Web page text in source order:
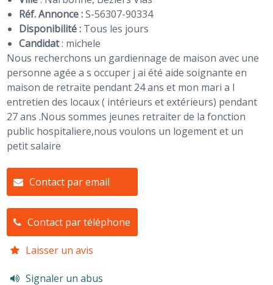
Réf. Annonce :S-56307-90334
Disponibilité : Tous les jours
Candidat: michele
Nous recherchons un gardiennage de maison avec une
personne agée a s occuper j ai été aide soignante en
maison de retraite pendant 24 ans et mon mari a l
entretien des locaux ( intérieurs et extérieurs) pendant
27 ans .Nous sommes jeunes retraiter de la fonction
public hospitaliere,nous voulons un logement et un
petit salaire
Contact par email
Contact par téléphone
Laisser un avis
Signaler un abus